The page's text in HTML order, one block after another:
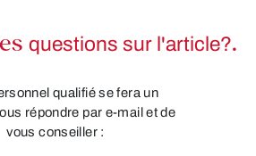
questions sur l'article?.
qualifié se fera un
répondre par e-mail et de
vous conseiller :